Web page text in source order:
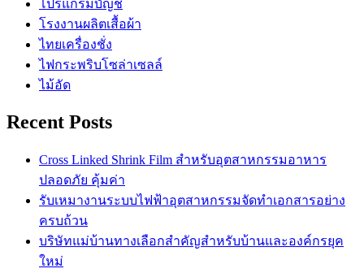
โปรแกรมบัญชี
โรงงานผลิตเสื้อผ้า
ไทยเครื่องชั่ง
ไฟกระพริบโซล่าเซลล์
ไม้อัด
Recent Posts
Cross Linked Shrink Film สำหรับอุตสาหกรรมอาหาร
ปลอดภัย คุ้มค่า
รับเหมางานระบบไฟฟ้าอุตสาหกรรมจัดทำเอกสารอย่าง
ครบถ้วน
บริษัทแม่บ้านทางเลือกสำคัญสำหรับบ้านและองค์กรยุค
ใหม่